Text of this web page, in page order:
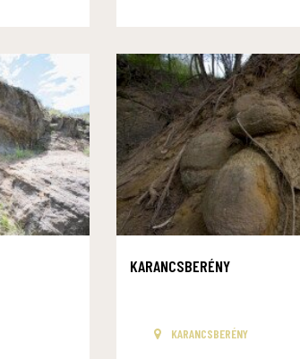
KARANCSBERÉNY
KARANCSBERÉNY